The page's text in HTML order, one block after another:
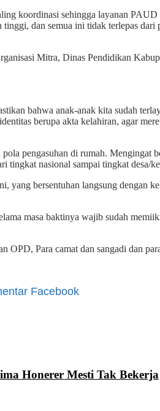
koordinasi sehingga layanan PAUD
dan semua ini tidak terlepas
Mitra, Dinas Pendidikan
bahwa anak-anak kita sudah
berupa akta kelahiran, agar
pengasuhan di rumah. Mengingat
tingkat nasional sampai tingkat
yang bersentuhan langsung dengan
masa baktinya wajib sudah
Para camat dan sangadi dan
Facebook
Honerer Mesti Tak Bekerja